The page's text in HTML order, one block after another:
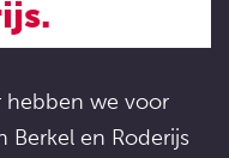
hebben we voor
Berkel en Roderijs